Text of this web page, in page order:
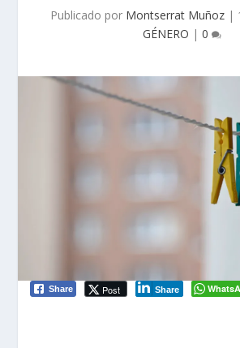
Publicado por Montserrat Muñoz|
GÉNERO | 0
Share Post Share